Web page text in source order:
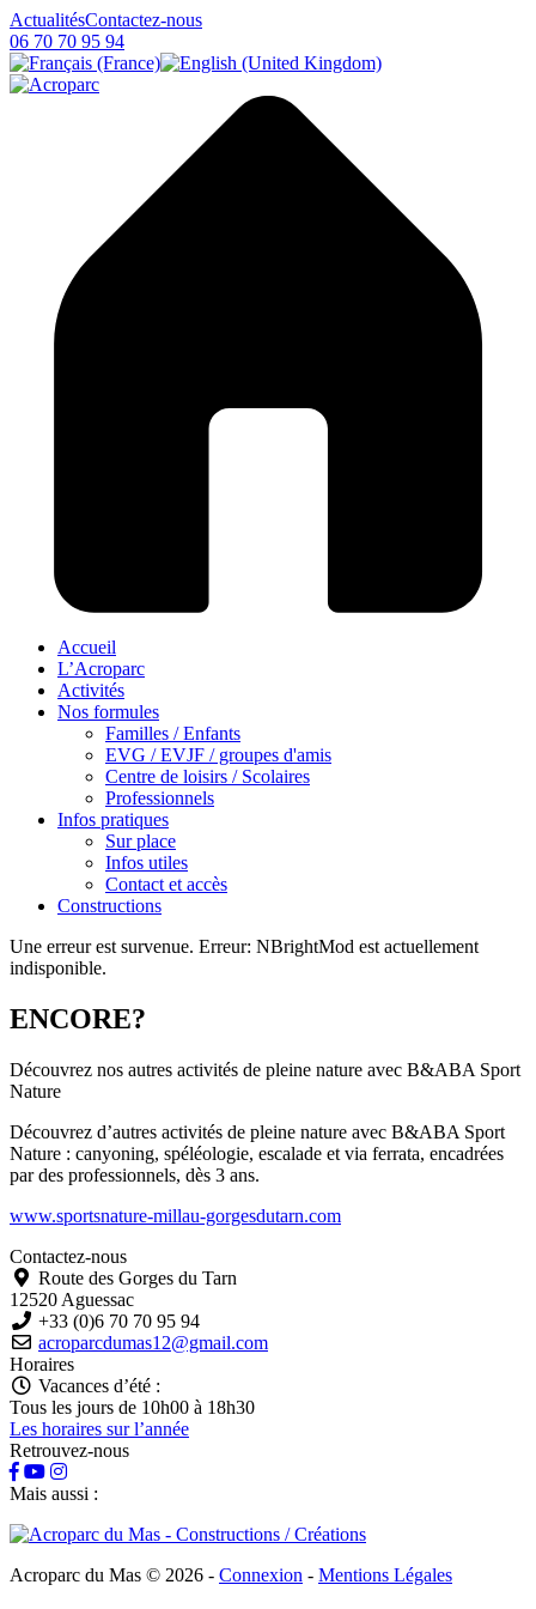
ActualitésContactez-nous
06 70 70 95 94
Accueil
L’Acroparc
Activités
Nos formules
Familles / Enfants
EVG / EVJF / groupes d'amis
Centre de loisirs / Scolaires
Professionnels
Infos pratiques
Sur place
Infos utiles
Contact et accès
Constructions
Une erreur est survenue. Erreur: NBrightMod est actuellement
indisponible.
ENCORE?
Découvrez nos autres activités de pleine nature avec B&ABA Sport
Nature
Découvrez d’autres activités de pleine nature avec B&ABA Sport
Nature : canyoning, spéléologie, escalade et via ferrata, encadrées
par des professionnels, dès 3 ans.
www.sportsnature-millau-gorgesdutarn.com
Contactez-nous
Route des Gorges du Tarn
12520 Aguessac
+33 (0)6 70 70 95 94
acroparcdumas12@gmail.com
Horaires
Vacances d’été :
Tous les jours de 10h00 à 18h30
Les horaires sur l’année
Retrouvez-nous
Mais aussi :
Acroparc du Mas © 2026 - Connexion - Mentions Légales